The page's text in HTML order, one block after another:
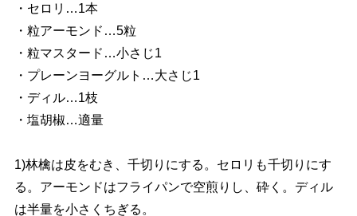
・セロリ…1本
・粒アーモンド…5粒
・粒マスタード…小さじ1
・プレーンヨーグルト…大さじ1
・ディル…1枝
・塩胡椒…適量
1)林檎は皮をむき、千切りにする。セロリも千切りにす
る。アーモンドはフライパンで空煎りし、砕く。ディル
は半量を小さくちぎる。